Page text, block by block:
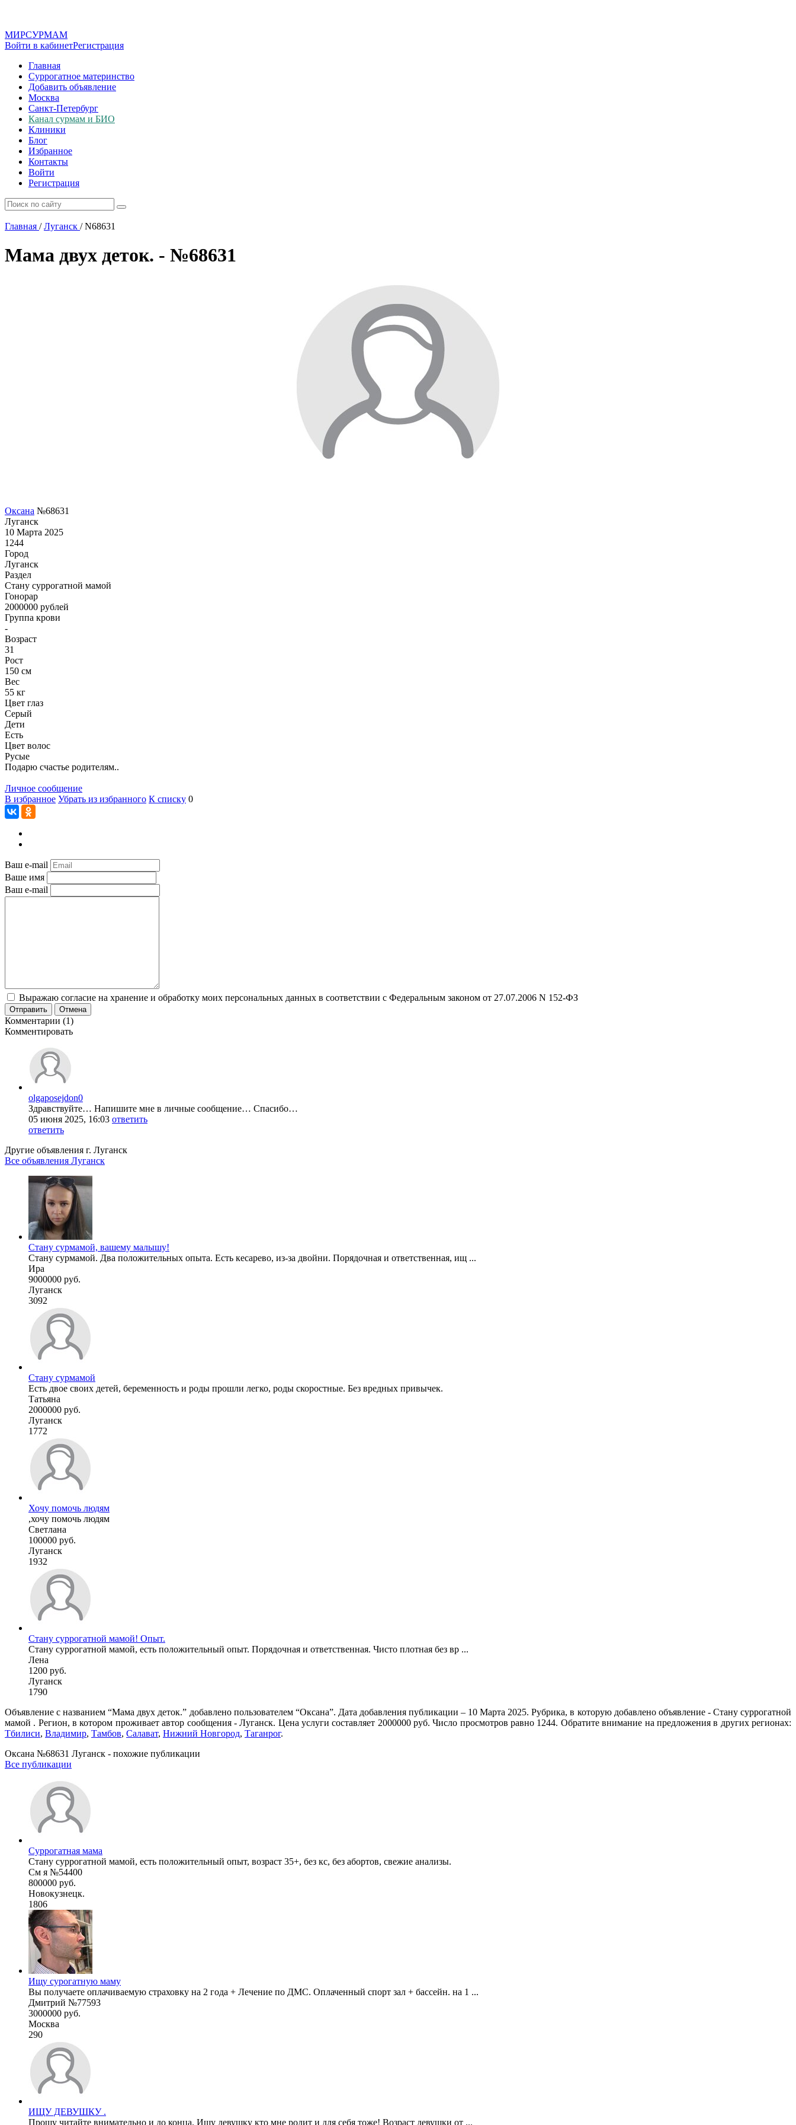
МИРСУРМАМ
Войти в кабинетРегистрация
Главная
Суррогатное материнство
Добавить объявление
Москва
Санкт-Петербург
Канал сурмам и БИО
Клиники
Блог
Избранное
Контакты
Войти
Регистрация
Главная / Луганск /N68631
Мама двух деток. - №68631
Оксана №68631
Луганск
10 Марта 2025
1244
Город
Луганск
Раздел
Cтану суррогатной мамой
Гонoрар
2000000 рублей
Группа крови
-
Возраст
31
Рост
150 см
Вес
55 кг
Цвет глаз
Серый
Дети
Есть
Цвет волос
Русые
Подарю счастье родителям..
Личное сообщение
В избранное Убрать из избранного К списку 0
Ваш e-mail
Ваше имя
Ваш e-mail
Выражаю согласие на хранение и обработку моих персональных данных в соответствии с Федеральным законом от 27.07.2006 N 152-ФЗ
Отправить Отмена
Комментарии (1)
Комментировать
olgaposejdon0
Здравствуйте… Напишите мне в личные сообщение… Спасибо…
05 июня 2025, 16:03 ответить
ответить
Другие объявления г. Луганск
Все объявления Луганск
Стану сурмамой, вашему малышу!
Стану сурмамой. Два положительных опыта. Есть кесарево, из-за двойни. Порядочная и ответственная, ищ ...
Ира
9000000 руб.
Луганск
3092
Стану сурмамой
Есть двое своих детей, беременность и роды прошли легко, роды скоростные. Без вредных привычек.
Татьяна
2000000 руб.
Луганск
1772
Хочу помочь людям
,хочу помочь людям
Светлана
100000 руб.
Луганск
1932
Стану суррогатной мамой! Опыт.
Стану суррогатной мамой, есть положительный опыт. Порядочная и ответственная. Чисто плотная без вр ...
Лена
1200 руб.
Луганск
1790
Объявление с названием “Мама двух деток.” добавлено пользователем “Оксана”. Дата добавления публикации – 10 Марта 2025. Рубрика, в которую добавлено объявление - Cтану суррогатной
мамой . Регион, в котором проживает автор сообщения - Луганск. Цена услуги составляет 2000000 руб. Число просмотров равно 1244. Обратите внимание на предложения в других регионах:
Тбилиси, Владимир, Тамбов, Салават, Нижний Новгород, Таганрог.
Оксана №68631 Луганск - похожие публикации
Все публикации
Суррогатная мама
Стану суррогатной мамой, есть положительный опыт, возраст 35+, без кс, без абортов, свежие анализы.
См я №54400
800000 руб.
Новокузнецк.
1806
Ищу сурогатную маму
Вы получаете оплачиваемую страховку на 2 года + Лечение по ДМС. Оплаченный спорт зал + бассейн. на 1 ...
Дмитрий №77593
3000000 руб.
Москва
290
ИЩУ ДЕВУШКУ .
Прошу читайте внимательно и до конца. Ищу девушку кто мне родит и для себя тоже! Возраст девушки от ...